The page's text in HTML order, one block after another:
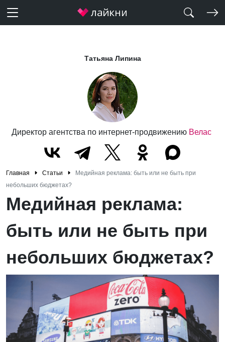
Татьяна Липина
Директор агентства по интернет-продвижению Велас
Главная Статьи
Медийная реклама: быть или не быть при
небольших бюджетах?
Медийная реклама:
быть или не быть при
небольших бюджетах?